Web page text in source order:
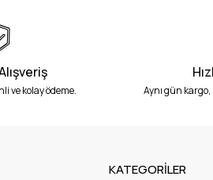
ve kolay ödeme. Aynı gün
KATEGORİLER